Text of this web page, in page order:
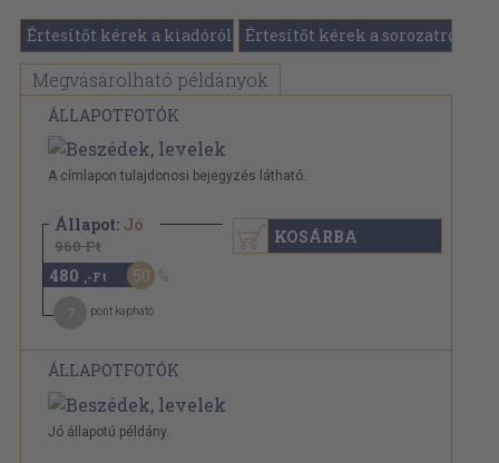
Értesítőt kérek a kiadóról Értesítőt kérek a sorozatról
Megvásárolható példányok
ÁLLAPOTFOTÓK
A címlapon tulajdonosi bejegyzés látható.
Állapot: Jó
960 Ft
480 ,-Ft 50
pont kapható
KOSÁRBA
ÁLLAPOTFOTÓK
Jó állapotú példány.